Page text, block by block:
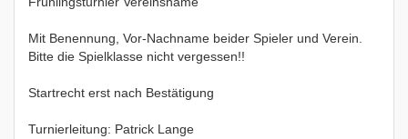
Mit Benennung, Vor-Nachname beider Spieler und Verein.
Bitte die Spielklasse nicht vergessen!!
Startrecht erst nach Bestätigung
Turnierleitung: Patrick Lange